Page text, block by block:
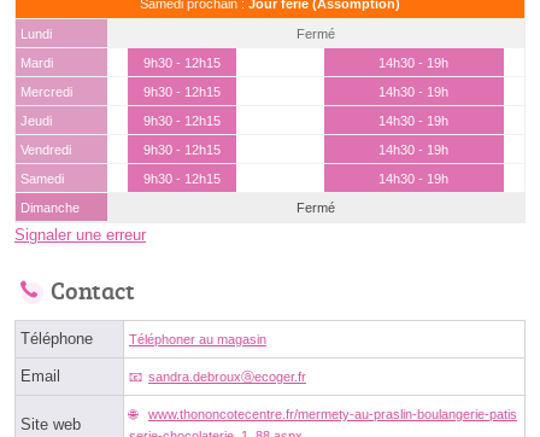
Samedi prochain : Jour férié (Assomption)
Lundi
Fermé
Mardi
9h30 - 12h15
14h30 - 19h
Mercredi
9h30 - 12h15
14h30 - 19h
Jeudi
9h30 - 12h15
14h30 - 19h
Vendredi
9h30 - 12h15
14h30 - 19h
Samedi
9h30 - 12h15
14h30 - 19h
Dimanche
Fermé
Signaler une erreur
Contact
Téléphone Téléphoner au magasin
Email sandra.debrouxⓐecoger.fr
Site web
www.thononcotecentre.fr/mermety-au-praslin-boulangerie-patis